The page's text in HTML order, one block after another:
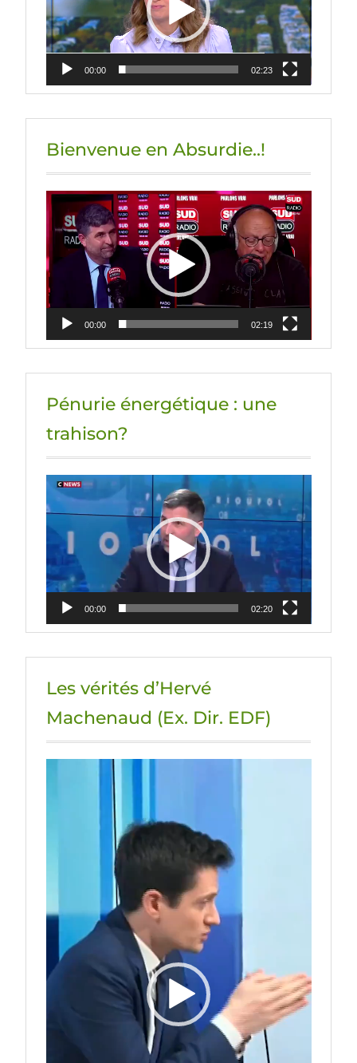
00:00 02:23
Bienvenue en Absurdie..!
Lecteur
vidéo
00:00 02:19
Pénurie énergétique : une
trahison?
Lecteur
vidéo
00:00 02:20
Les vérités d’Hervé
Machenaud (Ex. Dir. EDF)